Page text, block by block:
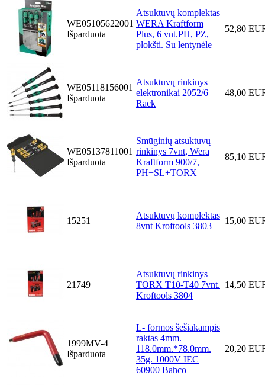
WE05105622001
Išparduota
Atsuktuvų komplektas
WERA Kraftform
Plus, 6 vnt.PH, PZ,
plokšti. Su lentynėle
52,80
WE05118156001
Išparduota
Atsuktuvų rinkinys
elektronikai 2052/6
Rack
48,00
WE05137811001
Išparduota
Smūginių atsuktuvų
rinkinys 7vnt, Wera
Kraftform 900/7,
PH+SL+TORX
85,10
15251
Atsuktuvų komplektas
8vnt Kroftools 3803
15,00
21749
Atsuktuvų rinkinys
TORX T10-T40 7vnt.
Kroftools 3804
14,50
1999MV-4
Išparduota
L- formos šešiakampis
raktas 4mm.
118.0mm.*78.0mm.
35g. 1000V IEC
60900 Bahco
20,20